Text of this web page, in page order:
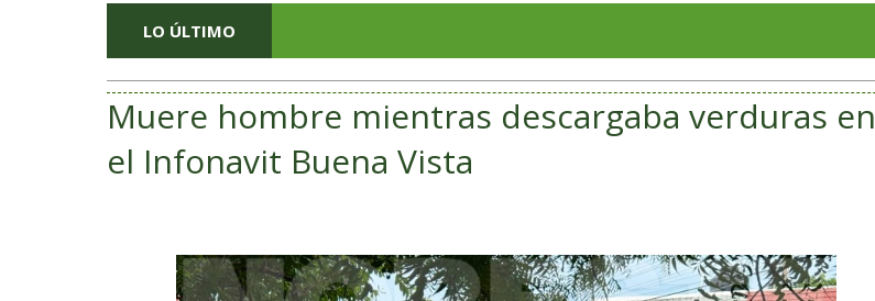
LO ÚLTIMO
Muere hombre mientras descargaba verduras en
el Infonavit Buena Vista